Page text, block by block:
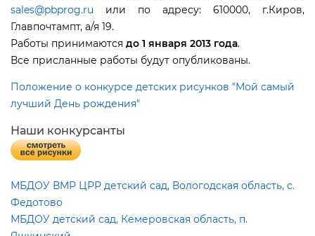
sales@pbprog.ru или по адресу: 610000, г.Киров,
Главпочтампт, а/я 19.
Работы принимаются до 1 января 2013 года.
се присланные работы будут опубликованы.
Положение о конкурсе детских рисунков "Мой самый
лучший День рождения"
Наши конкурсанты
МБДОУ ВМР ЦРР детский сад, Вологодская область, с.
Федотово
МБДОУ детский сад, Кемеровская область, п.